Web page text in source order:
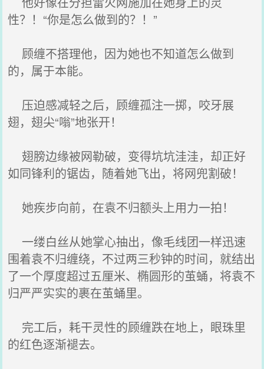
性？！“你是怎么做到的？！”
顾缠不搭理他，因为她也不知道怎么做到
的，属于本能。
压迫感减轻之后，顾缠孤注一掷，咬牙展
翅，翅尖“嗡”地张开！
翅膀边缘被网勒破，变得坑坑洼洼，却正好
如同锋利的锯齿，随着她飞出，将网兜割破！
她疾步向前，在袁不归额头上用力一拍！
一缕白丝从她掌心抽出，像毛线团一样迅速
围着袁不归缠绕，不过两三秒钟的时间，就结出
了一个厚度超过五厘米、椭圆形的茧蛹，将袁不
归严严实实的裹在茧蛹里。
完工后，耗干灵性的顾缠跌在地上，眼珠里
的红色逐渐褪去。